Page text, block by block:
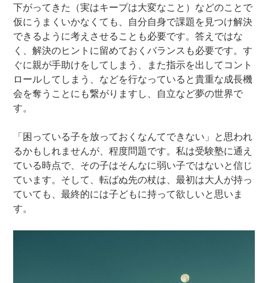
下がってきた（実はキープは大変なこと）などのことで
仮にうまくいかなくても、自分自身で課題を見つけ解決
できるように考えさせることも必要です。答えではな
く、解決のヒントに留めておくバランスも必要です。す
ぐに親が手助けをしてしまう、また指示を出してコント
ロールしてしまう、などを行なっていると貴重な成長機
会を奪うことにも繋がりますし、自立など夢の世界で
す。
「困っている子を放っておくなんてできない」と思われ
るかもしれませんが、程度問題です。私は受験塾に通え
ている時点で、その子はそんなに弱い子ではないと信じ
ています。そして、転ばぬ先の杖は、最初は大人が持っ
ていても、最終的には子どもに持って欲しいと思いま
す。